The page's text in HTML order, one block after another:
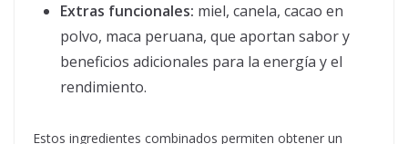
Extras funcionales: miel, canela, cacao en
polvo, maca peruana, que aportan sabor y
beneficios adicionales para la energía y el
rendimiento.
Estos ingredientes combinados permiten obtener un